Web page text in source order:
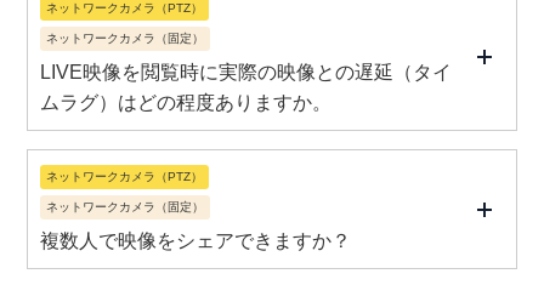
ネットワークカメラ（PTZ）
ネットワークカメラ（固定）
LIVE映像を閲覧時に実際の映像との遅延（タイ
ムラグ）はどの程度ありますか。
ネットワークカメラ（PTZ）
ネットワークカメラ（固定）
複数人で映像をシェアできますか？